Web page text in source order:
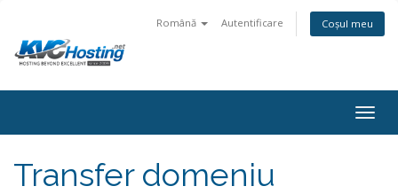
Română Autentificare Coșul meu
Transfer domeniu